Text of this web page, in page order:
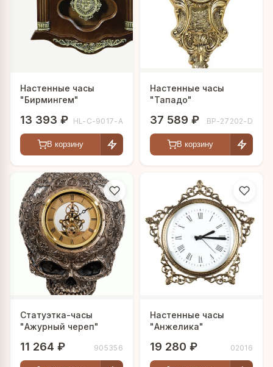
Настенные часы
"Бирмингем"
13 393 ₽ HL-C-9017-A
В корзину
Настенные часы
"Тападо"
37 589 ₽ BP-27202-D
В корзину
Статуэтка-часы
"Ажурный череп"
11 264 ₽ 905356
Настенные часы
"Анжелика"
19 280 ₽ 02016